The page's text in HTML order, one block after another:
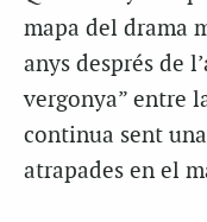
mapa del drama
anys després de
vergonya” entre
continua sent
atrapades en el